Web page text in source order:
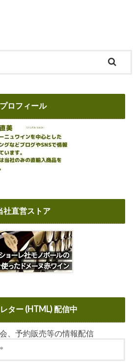
プロフィール
社直営ストア
ター (HTML) 配信中
、予約販売等の情報配信